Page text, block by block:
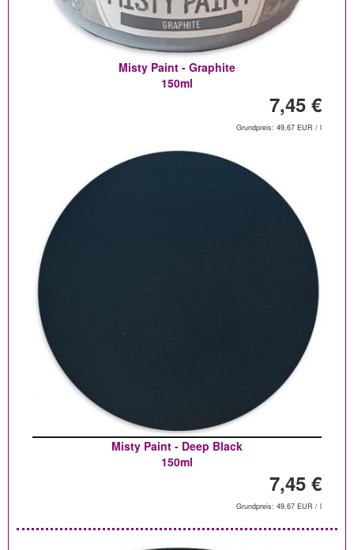
Misty Paint - Graphite
150ml
7,45 €
Grundpreis: 49,67 EUR / l
Misty Paint - Deep Black
150ml
7,45 €
Grundpreis: 49,67 EUR / l